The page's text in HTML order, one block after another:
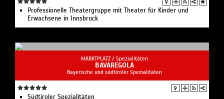
Professionelle Theatergruppe mit Theater für Kinder und
Erwachsene in Innsbruck
MARKTPLATZ / Spezialitäten
BAVAREGOLA
Bayerische und südtiroler Spezialitäten
Südtiroler Spezialitäten